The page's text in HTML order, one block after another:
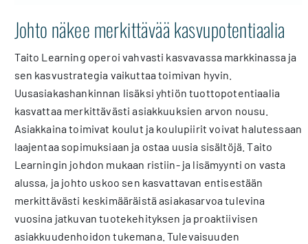
Johto näkee merkittävää kasvupotentiaalia
Taito Learning operoi vahvasti kasvavassa markkinassa ja
sen kasvustrategia vaikuttaa toimivan hyvin.
Uusasiakashankinnan lisäksi yhtiön tuottopotentiaalia
kasvattaa merkittävästi asiakkuuksien arvon nousu.
Asiakkaina toimivat koulut ja koulupiirit voivat halutessaan
laajentaa sopimuksiaan ja ostaa uusia sisältöjä. Taito
Learningin johdon mukaan ristiin- ja lisämyynti on vasta
alussa, ja johto uskoo sen kasvattavan entisestään
merkittävästi keskimääräistä asiakasarvoa tulevina
vuosina jatkuvan tuotekehityksen ja proaktiivisen
asiakkuudenhoidon tukemana. Tulevaisuuden